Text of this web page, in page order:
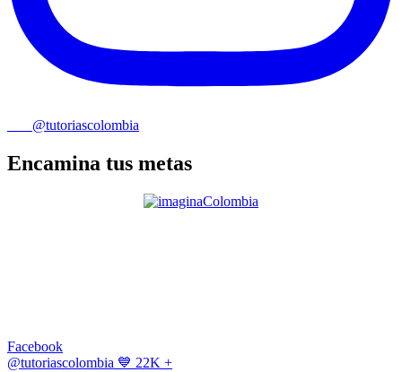
@tutoriascolombia
Encamina tus metas
Facebook
@tutoriascolombia 💙 22K +